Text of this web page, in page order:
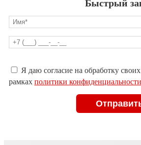
это
поле
Я даю согласие на обработку
рамкахполитики конфиденциальности